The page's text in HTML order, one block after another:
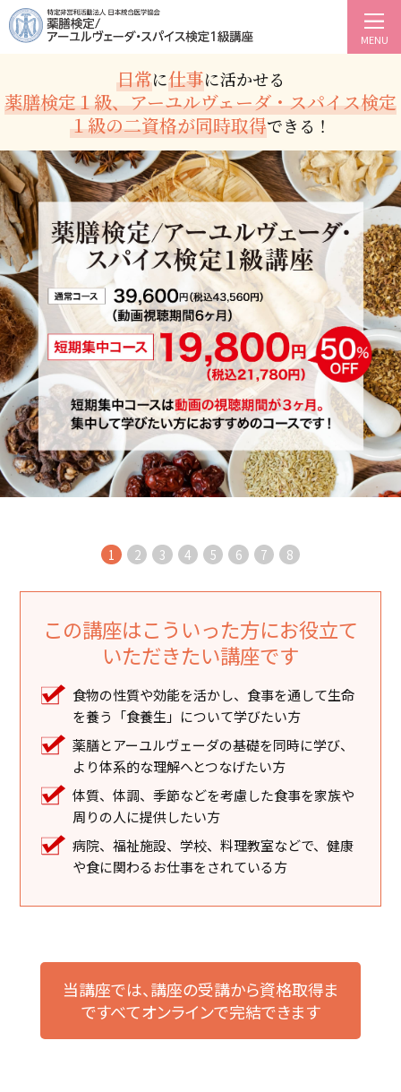
MENU
日常に仕事に活かせる
薬膳検定１級、アーユルヴェーダ・スパイス検定
１級の二資格が同時取得できる！
1 2 3 4 5 6 7 8
この講座はこういった方にお役立て
いただきたい講座です
食物の性質や効能を活かし、食事を通して生命
を養う「食養生」について学びたい方
薬膳とアーユルヴェーダの基礎を同時に学び、
より体系的な理解へとつなげたい方
体質、体調、季節などを考慮した食事を家族や
周りの人に提供したい方
病院、福祉施設、学校、料理教室などで、健康
や食に関わるお仕事をされている方
当講座では、講座の受講から資格取得ま
ですべてオンラインで完結できます